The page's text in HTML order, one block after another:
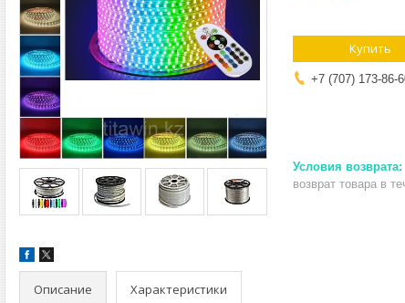
Купить
+7 (707) 173-86-
возврат товара в
Описание Характеристики